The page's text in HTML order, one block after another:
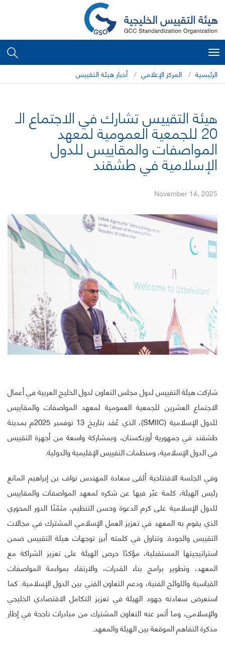
Toggle
navigation
الرئيسية المركز الإعلامي أخبار هيئة التقييس
هيئة التقييس تشارك في الاجتماع الـ
20 للجمعية العمومية لمعهد
المواصفات والمقاييس للدول
الإسلامية في طشقند
November 14, 2025
شاركت هيئة التقييس لدول مجلس التعاون لدول الخليج العربية في أعمال
الاجتماع العشرين للجمعية العمومية لمعهد المواصفات والمقاييس
للدول الإسلامية (SMIIC)، الذي عُقد بتاريخ 13 نوفمبر 2025م بمدينة
طشقند في جمهورية أوزبكستان، وبمشاركة واسعة من أجهزة التقييس
في الدول الإسلامية، ومنظمات التقييس الإقليمية والدولية.
وفي الجلسة الافتتاحية ألقى سعادة المهندس نواف بن إبراهيم المانع
رئيس الهيئة، كلمة عبّر فيها عن شكره لمعهد المواصفات والمقاييس
للدول الإسلامية على كرم الدعوة وحسن التنظيم، مثمّنًا الدور المحوري
الذي يقوم به المعهد في تعزيز العمل الإسلامي المشترك في مجالات
التقييس والجودة. وتناول في كلمته أبرز توجهات هيئة التقييس ضمن
استراتيجيتها المستقبلية، مؤكدًا حرص الهيئة على تعزيز الشراكة مع
المعهد، وتطوير برامج بناء القدرات، والارتقاء بمواءمة المواصفات
القياسية واللوائح الفنية، ودعم التعاون الفني بين الدول الإسلامية. كما
استعرض سعادته جهود الهيئة في تعزيز التكامل الاقتصادي الخليجي
والإسلامي، وما أثمر عنه التعاون المشترك من مبادرات ناجحة في إطار
مذكرة التفاهم الموقعة بين الهيئة والمعهد.